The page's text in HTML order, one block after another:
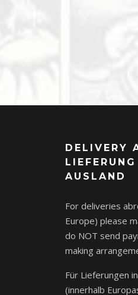
DELIVERY
AUSLAND
For deliveries
Europe) please
do NOT send
making
Für Lieferungen
(innerhalb